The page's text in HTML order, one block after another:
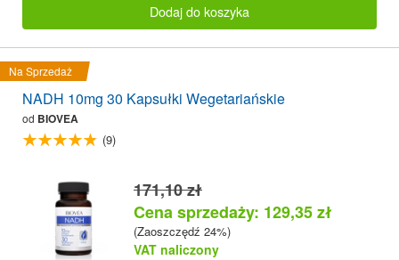
Dodaj do koszyka
Na Sprzedaż
NADH 10mg 30 Kapsułki Wegetariańskie
od BIOVEA
(9)
171,10 zł
Cena sprzedaży: 129,35 zł
(Zaoszczędź 24%)
VAT naliczony